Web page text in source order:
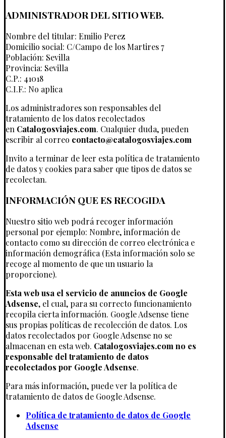
ADMINISTRADOR DEL SITIO WEB.
Nombre del titular: Emilio Perez
Domicilio social: C/Campo de los Martires 7
Población: Sevilla
Provincia: Sevilla
C.P.: 41018
C.I.F.: No aplica
Los administradores son responsables del
tratamiento de los datos recolectados
en Catalogosviajes.com. Cualquier duda, pueden
escribir al correo contacto@catalogosviajes.com
Invito a terminar de leer esta política de tratamiento
de datos y cookies para saber que tipos de datos se
recolectan.
INFORMACIÓN QUE ES RECOGIDA
Nuestro sitio web podrá recoger información
personal por ejemplo: Nombre, información de
contacto como su dirección de correo electrónica e
información demográfica (Esta información solo se
recoge al momento de que un usuario la
proporcione).
Esta web usa el servicio de anuncios de Google
Adsense, el cual, para su correcto funcionamiento
recopila cierta información. Google Adsense tiene
sus propias políticas de recolección de datos. Los
datos recolectados por Google Adsense no se
almacenan en esta web. Catalogosviajes.com no es
responsable del tratamiento de datos
recolectados por Google Adsense.
Para más información, puede ver la política de
tratamiento de datos de Google Adsense.
Política de tratamiento de datos de Google
Adsense